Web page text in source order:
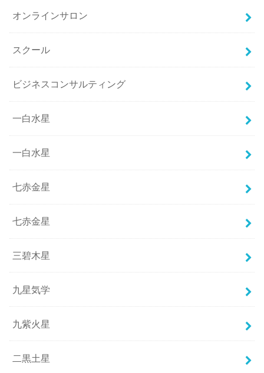
オンラインサロン
スクール
ビジネスコンサルティング
一白水星
一白水星
七赤金星
七赤金星
三碧木星
九星気学
九紫火星
二黒土星